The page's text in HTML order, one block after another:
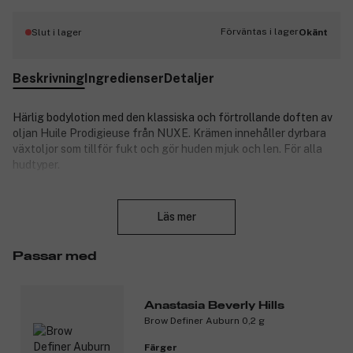
Slut i lager Förväntas i lagerOkänt
BeskrivningIngredienserDetaljer
Härlig bodylotion med den klassiska och förtrollande doften av
oljan Huile Prodigieuse från NUXE. Krämen innehåller dyrbara
växtoljor som tillför fukt och gör huden mjuk och len. För alla
hudtyper.
Smörj in på morgonen och/eller kvällen, gärna på hela kroppen.
Produktnummer: 3093390
Läs mer
Passar med
Anastasia Beverly Hills
Brow Definer Auburn 0,2 g
Färger